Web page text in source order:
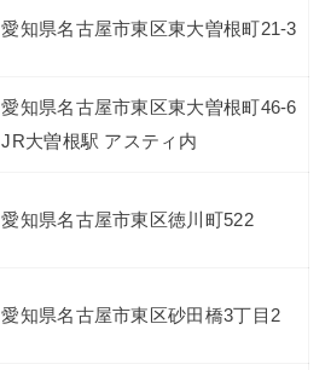
愛知県名古屋市東区東大曽根町21-3
愛知県名古屋市東区東大曽根町46-6
JR大曽根駅 アスティ内
愛知県名古屋市東区徳川町522
愛知県名古屋市東区砂田橋3丁目2